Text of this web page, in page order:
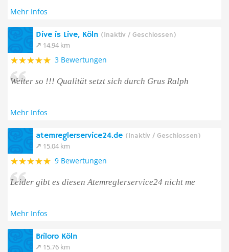
Mehr Infos
Dive is Live, Köln (Inaktiv / Geschlossen)
14.94 km
3 Bewertungen
Weiter so !!! Qualität setzt sich durch Grus Ralph
Mehr Infos
atemreglerservice24.de (Inaktiv / Geschlossen)
15.04 km
9 Bewertungen
Leider gibt es diesen Atemreglerservice24 nicht me
Mehr Infos
Briloro Köln
15.76 km